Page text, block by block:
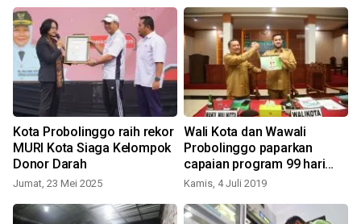
Kota Probolinggo raih rekor
MURI Kota Siaga Kelompok
Donor Darah
Jumat, 23 Mei 2025
Wali Kota dan Wawali
Probolinggo paparkan
capaian program 99 hari
kerja
Kamis, 4 Juli 2019